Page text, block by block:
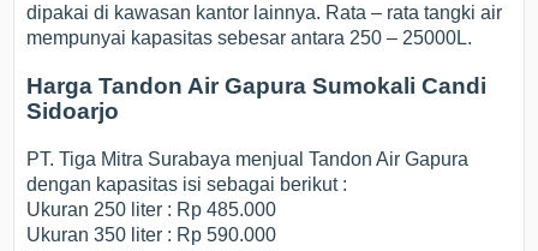
dipakai di kawasan kantor lainnya. Rata – rata tangki air
mempunyai kapasitas sebesar antara 250 – 25000L.
Harga Tandon Air Gapura Sumokali Candi
Sidoarjo
PT. Tiga Mitra Surabaya menjual Tandon Air Gapura
dengan kapasitas isi sebagai berikut :
Ukuran 250 liter : Rp 485.000
Ukuran 350 liter : Rp 590.000